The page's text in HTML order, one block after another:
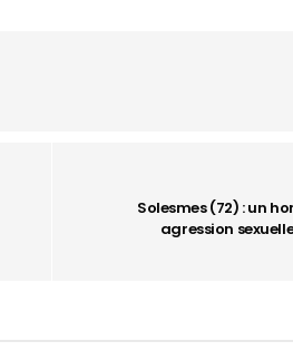
Solesmes (72) : un
agression